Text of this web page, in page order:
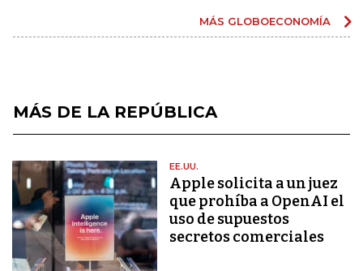
MÁS GLOBOECONOMÍA
MÁS DE LA REPÚBLICA
EE.UU.
Apple solicita a un juez
que prohíba a OpenAI el
uso de supuestos
secretos comerciales